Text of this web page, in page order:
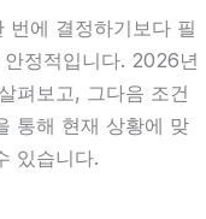
번에 결정하기보다 필
정적입니다. 2026년
펴보고, 그다음 조건
통해 현재 상황에 맞
있습니다.